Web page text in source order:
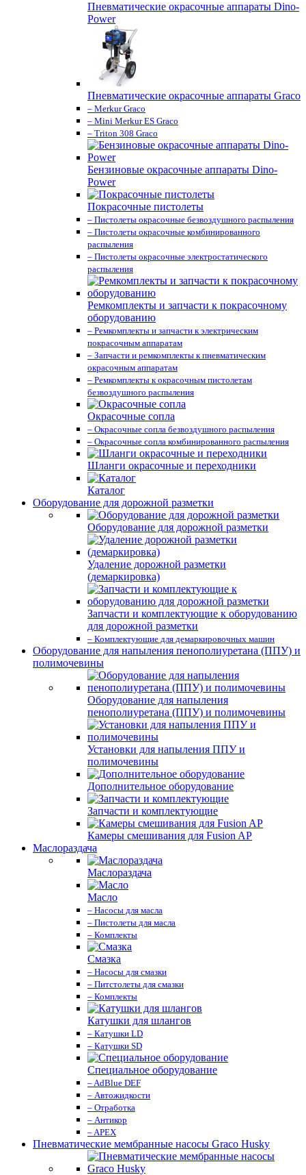
Пневматические окрасочные аппараты Dino-
Power
Пневматические окрасочные аппараты Graco
– Merkur Graco
– Mini Merkur ES Graco
– Triton 308 Graco
Бензиновые окрасочные аппараты Dino-
Power
Покрасочные пистолеты
– Пистолеты окрасочные безвоздушного распыления
– Пистолеты окрасочные комбинированного
распыления
– Пистолеты окрасочные электростатического
распыления
Ремкомплекты и запчасти к покрасочному
оборудованию
– Ремкомплекты и запчасти к электрическим
покрасочным аппаратам
– Запчасти и ремкомплекты к пневматическим
окрасочным аппаратам
– Ремкомплекты к окрасочным пистолетам
безвоздушного распыления
Окрасочные сопла
– Окрасочные сопла безвоздушного распыления
– Окрасочные сопла комбинированного распыления
Шланги окрасочные и переходники
Каталог
Оборудование для дорожной разметки
Оборудование для дорожной разметки
Удаление дорожной разметки
(демаркировка)
Запчасти и комплектующие к оборудованию
для дорожной разметки
– Комплектующие для демаркировочных машин
Оборудование для напыления пенополиуретана (ППУ) и
полимочевины
Оборудование для напыления
пенополиуретана (ППУ) и полимочевины
Установки для напыления ППУ и
полимочевины
Дополнительное оборудование
Запчасти и комплектующие
Камеры смешивания для Fusion AP
Маслораздача
Маслораздача
Масло
– Насосы для масла
– Пистолеты для масла
– Комплекты
Смазка
– Насосы для смазки
– Питстолеты для смазки
– Комплекты
Катушки для шлангов
– Катушки LD
– Катушки SD
Специальное оборудование
– AdBlue DEF
– Автожидкости
– Отработка
– Антикор
– APEX
Пневматические мембранные насосы Graco Husky